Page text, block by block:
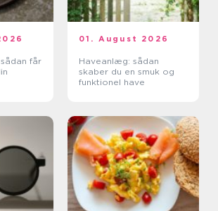
01. August 2026
Haveanlæg: sådan
skaber du en smuk og
funktionel have